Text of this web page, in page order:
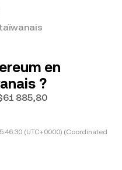
en
?
885,80
(UTC+0000) (Coordinated